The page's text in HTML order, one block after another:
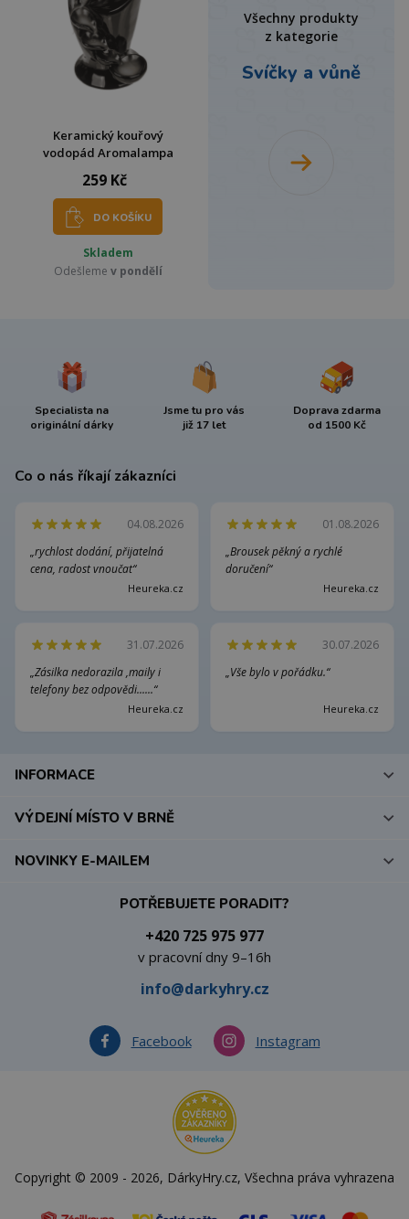
Keramický kouřový
vodopád Aromalampa
259 Kč
DO KOŠÍKU
Skladem
Odešleme v pondělí
Všechny produkty
z kategorie
Svíčky a vůně
Specialista na
originální dárky
Jsme tu pro vás
již 17 let
Doprava zdarma
od 1500 Kč
Co o nás říkají zákazníci
04.08.2026
„rychlost dodání, přijatelná
cena, radost vnoučat“
Heureka.cz
01.08.2026
„Brousek pěkný a rychlé
doručení“
Heureka.cz
31.07.2026
„Zásilka nedorazila ,maily i
telefony bez odpovědi......“
Heureka.cz
30.07.2026
„Vše bylo v pořádku.“
Heureka.cz
INFORMACE
VÝDEJNÍ MÍSTO V BRNĚ
POTŘEBUJETE PORADIT?
+420 725 975 977
v pracovní dny 9–16h
info@darkyhry.cz
Facebook Instagram
NOVINKY E-MAILEM
Copyright © 2009 - 2026, DárkyHry.cz, Všechna práva vyhrazena